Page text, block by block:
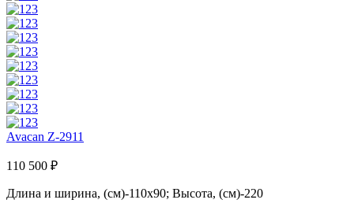
Avacan Z-2911
110 500 ₽
Длина и ширина, (см)-110x90; Высота, (см)-220